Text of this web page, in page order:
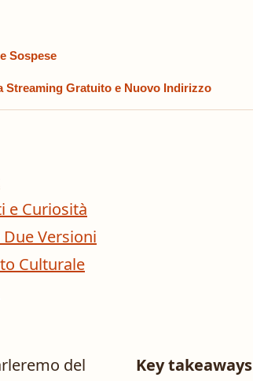
Sospese
Streaming Gratuito e Nuovo Indirizzo
e Curiosità
Versioni
Culturale
del
Key takeaways